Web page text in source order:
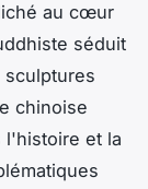
au cœur
séduit
sculptures
chinoise
l'histoire et la